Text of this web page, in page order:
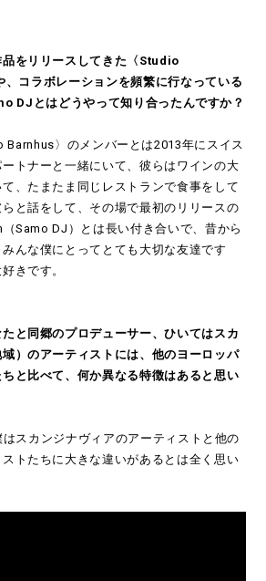
をリリースしてきた〈Studio
コラボレーションを頻繁に行なっている
DJとはどうやって知り合ったんですか？
〉のメンバーとは2013年にスイス
トナーと一緒にいて、彼らはワインの大
、たまたま同じレストランで食事をして
と話をして、その場で最初のリリースの
Samo DJ）とは長い付き合いで、昔から
んな僕にとってとても大切な友達です
きです。
と同郷のプロデューサー、ひいてはスカ
）のアーティストには、他のヨーロッパ
と比べて、何か異なる特徴はあると思い
スカンジナヴィアのアーティストと他の
トたちに大きな違いがあるとは全く思い